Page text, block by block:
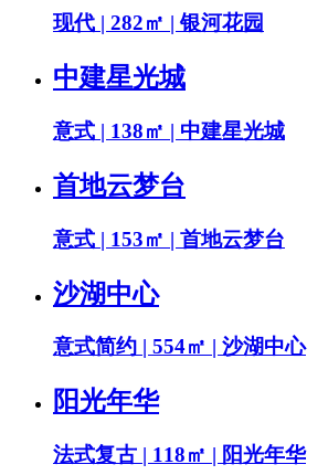
现代 | 282㎡ | 银河花园
中建星光城
意式 | 138㎡ | 中建星光城
首地云梦台
意式 | 153㎡ | 首地云梦台
沙湖中心
意式简约 | 554㎡ | 沙湖中心
阳光年华
法式复古 | 118㎡ | 阳光年华